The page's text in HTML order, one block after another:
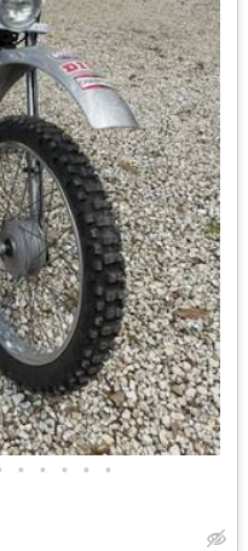
• • • • •